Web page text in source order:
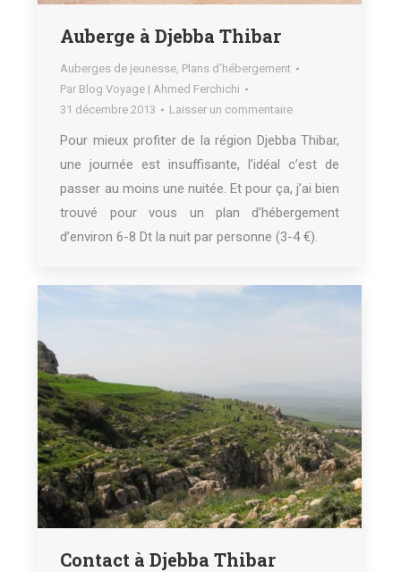
Auberge à Djebba Thibar
Auberges de jeunesse, Plans d'hébergement
Par Blog Voyage | Ahmed Ferchichi
31 décembre 2013
Laisser un commentaire
Pour mieux profiter de la région Djebba Thibar,
une journée est insuffisante, l’idéal c’est de
passer au moins une nuitée. Et pour ça, j’ai bien
trouvé pour vous un plan d’hébergement
d’environ 6-8 Dt la nuit par personne (3-4 €).
Contact à Djebba Thibar